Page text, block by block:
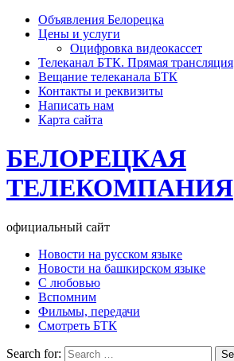
Объявления Белорецка
Цены и услуги
Оцифровка видеокассет
Телеканал БТК. Прямая трансляция
Вещание телеканала БТК
Контакты и реквизиты
Написать нам
Карта сайта
БЕЛОРЕЦКАЯ
ТЕЛЕКОМПАНИЯ
официальный сайт
Новости на русском языке
Новости на башкирском языке
С любовью
Вспомним
Фильмы, передачи
Смотреть БТК
Search for: